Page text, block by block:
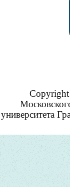
университета